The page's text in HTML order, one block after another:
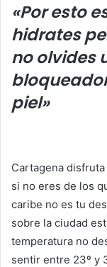
«Por esto
hidrates
no olvides
piel»
Cartagena
si no eres de los
caribe no es tu
sobre la ciudad
temperatura no
sentir entre 23º y